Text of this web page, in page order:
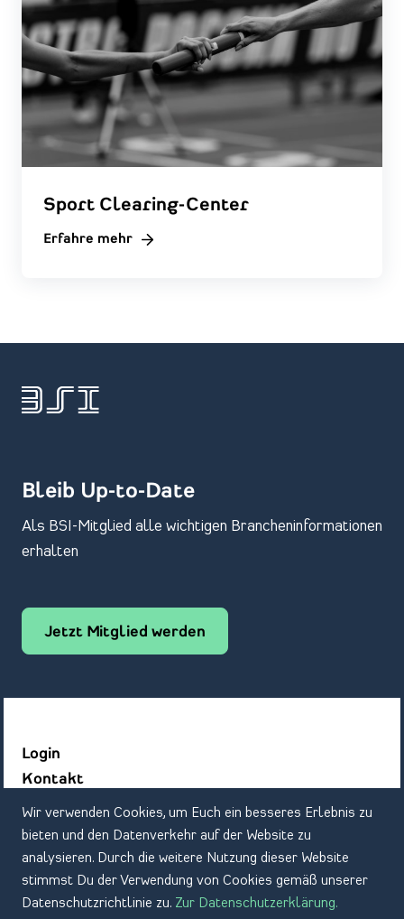
Sport Clearing-Center
Erfahre mehr
Bleib Up-to-Date
Als BSI-Mitglied alle wichtigen Brancheninformationen
erhalten
Jetzt Mitglied werden
Login
Kontakt
Datenschutz
Impressum
Wir verwenden Cookies, um Euch ein besseres Erlebnis zu
bieten und den Datenverkehr auf der Website zu
analysieren. Durch die weitere Nutzung dieser Website
stimmst Du der Verwendung von Cookies gemäß unserer
Datenschutzrichtlinie zu. Zur Datenschutzerklärung.